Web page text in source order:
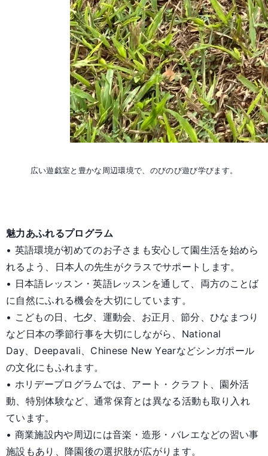
広い遊戯室と豊かな周辺環境で、のびのび遊び学びます。
魅力あふれるプログラム
• 英語環境が初めてのお子さまも安心して園生活を始めら
れるよう、日本人の先生がクラスでサポートします。
• 日本語レッスン・英語レッスンを通して、両方のことば
に自然にふれる機会を大切にしています。
• こどもの日、七夕、運動会、お正月、節分、ひなまつり
など日本の季節行事を大切にしながら、National
Day、Deepavali、Chinese New Yearなどシンガポール
の文化にもふれます。
• ホリデープログラムでは、アート・クラフト、園外活
動、特別体験など、通常保育とは異なる活動も取り入れ
ています。
• 商業施設内や周辺には音楽・造形・バレエなどの習い事
施設もあり、降園後の選択肢が広がります。